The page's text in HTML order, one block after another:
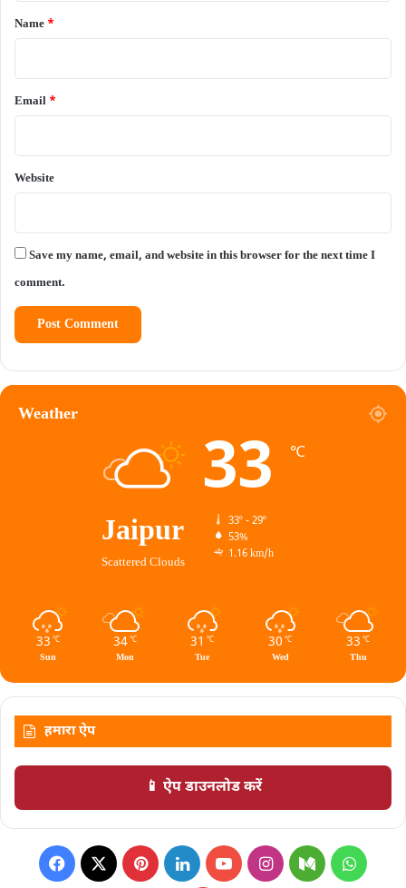
*
Name *
Email *
Website
Save my name, email, and website in this browser for the next time I
comment.
Weather
Jaipur
Scattered Clouds
33 ℃
33º - 29º
53%
1.16 km/h
33 ℃
Sun
34 ℃
Mon
31 ℃
Tue
30 ℃
Wed
33 ℃
Thu
हमारा ऐप
📱 ऐप डाउनलोड करें